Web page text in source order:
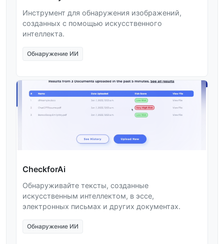
Инструмент для обнаружения изображений,
созданных с помощью искусственного
интеллекта.
Обнаружение ИИ
CheckforAi
Обнаруживайте тексты, созданные
искусственным интеллектом, в эссе,
электронных письмах и других документах.
Обнаружение ИИ